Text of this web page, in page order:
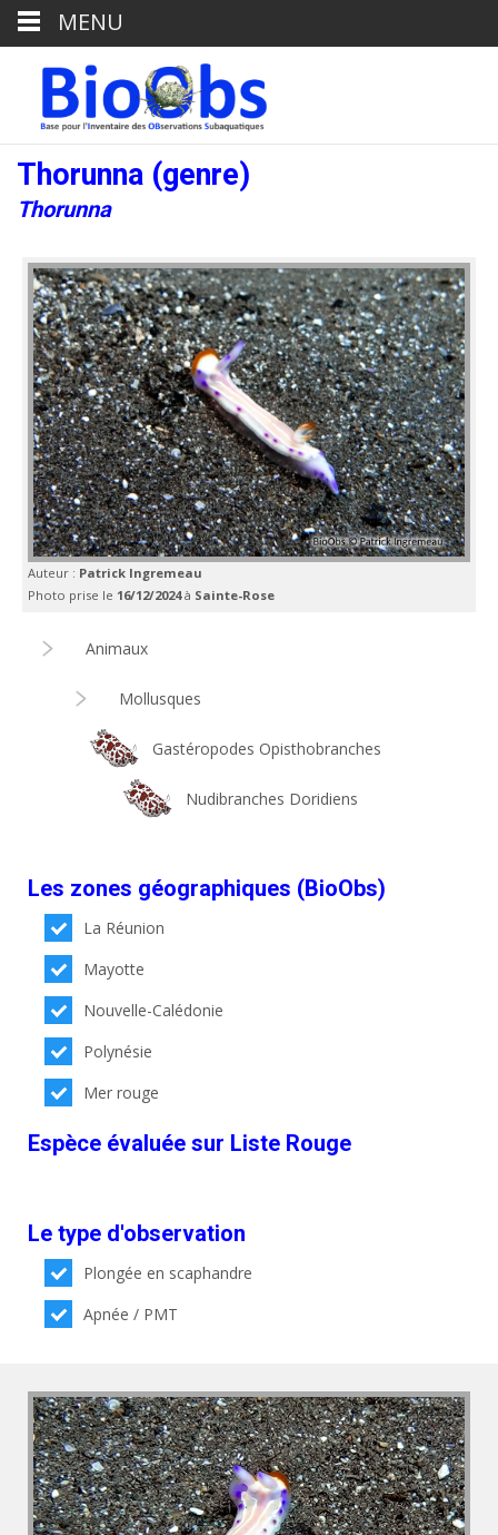
Thorunna (genre)
Thorunna
Auteur : Patrick Ingremeau
Photo prise le 16/12/2024à Sainte-Rose
Animaux
Mollusques
Gastéropodes Opisthobranches
Nudibranches Doridiens
Les zones géographiques (BioObs)
La Réunion
Mayotte
Nouvelle-Calédonie
Polynésie
Mer rouge
Espèce évaluée sur Liste Rouge
Le type d'observation
Plongée en scaphandre
Apnée / PMT
MENU